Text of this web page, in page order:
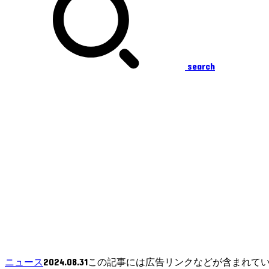
search
ニュース2024.08.31この記事には広告リンクなどが含まれて